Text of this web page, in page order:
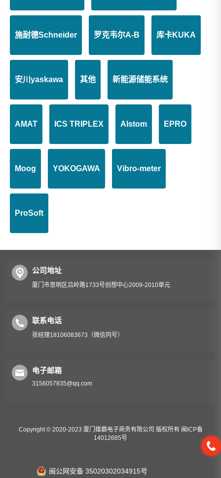
施耐德Schneider 罗克韦尔A-B 库卡KUKA
安川yaskawa 其他 新能源储能系统
AMAT ICS TRIPLEX Alstom EPRO
Moog YOKOGAWA Vibro-meter
ProSoft
公司地址
厦门市思明区吕岭路1733号创想中心2009-2010单元
联系电话
张经理18106083673（微信同号）
电子邮箱
3156057835@qq.com
Copyright © 2020-2023 厦门雄霸电子商务有限公司 版权所有 闽ICP备
14012685号
闽公网安备 35020302034915号